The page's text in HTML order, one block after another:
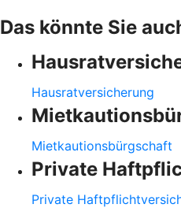
Das könnte Sie
Hausratversicherung
Mietkautionsbürgschaft
Private
Private